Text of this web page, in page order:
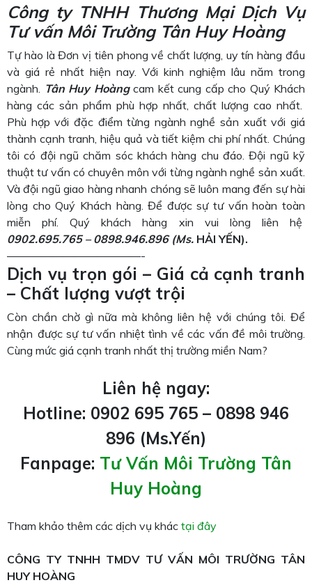
Công ty TNHH Thương Mại Dịch Vụ
Tư vấn Môi Trường Tân Huy Hoàng
Tự hào là Đơn vị tiên phong về chất lượng, uy tín hàng đầu
và giá rẻ nhất hiện nay. Với kinh nghiệm lâu năm trong
ngành. Tân Huy Hoàngcam kết cung cấp cho Quý Khách
hàng các sản phẩm phù hợp nhất, chất lượng cao nhất.
Phù hợp với đặc điểm từng ngành nghề sản xuất với giá
thành cạnh tranh, hiệu quả và tiết kiệm chi phí nhất. Chúng
tôi có đội ngũ chăm sóc khách hàng chu đáo. Đội ngũ kỹ
thuật tư vấn có chuyên môn với từng ngành nghề sản xuất.
Và đội ngũ giao hàng nhanh chóng sẽ luôn mang đến sự hài
lòng cho Quý Khách hàng. Để được sự tư vấn hoàn toàn
miễn phí. Quý khách hàng xin vui lòng liên hệ
0902.695.765 – 0898.946.896 (Ms. HẢI YẾN).
————————————-
Dịch vụ trọn gói – Giá cả cạnh tranh
– Chất lượng vượt trội
Còn chần chờ gì nữa mà không liên hệ với chúng tôi. Để
nhận được sự tư vấn nhiệt tình về các vấn đề môi trường.
Cùng mức giá cạnh tranh nhất thị trường miền Nam?
Liên hệ ngay:
Hotline: 0902 695 765 – 0898 946
896 (Ms.Yến)
Fanpage: Tư Vấn Môi Trường Tân
Huy Hoàng
Tham khảo thêm các dịch vụ khác tại đây
CÔNG TY TNHH TMDV TƯ VẤN MÔI TRƯỜNG TÂN
HUY HOÀNG